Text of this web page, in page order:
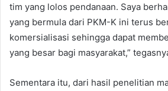
tim yang lolos pendanaan. Saya
yang bermula dari PKM-K ini terus
komersialisasi sehingga dapat
yang besar bagi masyarakat,”
Sementara itu, dari hasil penelitian